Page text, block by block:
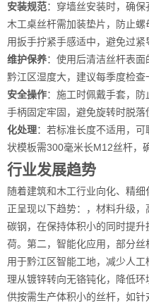
安装规范：穿墙丝安装时，确保
木工桌丝杆需加装垫片，防止
用扳手拧紧手感适中，避免过紧
维护保养：使用后清洁丝杆表面
黔江区湿度大，建议每季度检查
安全操作：施工时佩戴手套，
手柄固定牢固，避免旋转时脱落
化处理：若标准长度不适用，
状模板需300毫米长M12丝杆，
行业发展趋势
随着建筑和木工行业向化、精
正呈现以下趋势：，材料升级
碳钢，在保持体积小的同时提
荷。第二，智能化应用，部分丝
用于黔江区智能工地，减少人
理从镀锌转向无铬钝化，降低
供按需生产体积小的丝杆，如